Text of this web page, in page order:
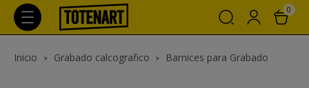
0
Inicio Grabado calcografico Barnices para Grabado